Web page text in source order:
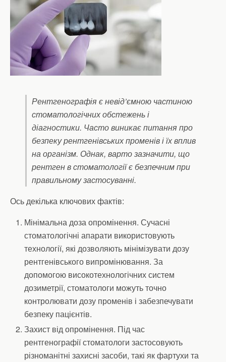
Рентгенографія є невід’ємною частиною
стоматологічних обстежень і
діагностики. Часто виникає питання про
безпеку рентгенівських променів і їх вплив
на організм. Однак, варто зазначити, що
рентген в стоматології є безпечним при
правильному застосуванні.
Ось декілька ключових фактів:
Мінімальна доза опромінення. Сучасні
стоматологічні апарати використовують
технології, які дозволяють мінімізувати дозу
рентгенівського випромінювання. За
допомогою високотехнологічних систем
дозиметрії, стоматологи можуть точно
контролювати дозу променів і забезпечувати
безпеку пацієнтів.
Захист від опромінення. Під час
рентгенографії стоматологи застосовують
різноманітні захисні засоби, такі як фартухи та